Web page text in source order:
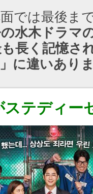
では最後ま
水木ドラマ
長く記憶さ
に違いあり
テディー